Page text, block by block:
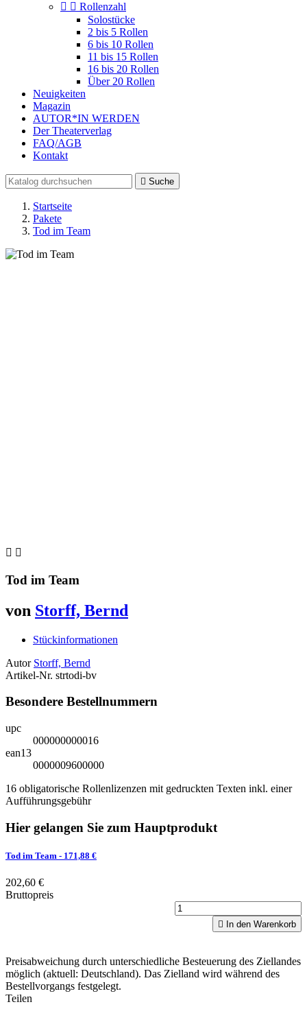
  Rollenzahl
Solostücke
2 bis 5 Rollen
6 bis 10 Rollen
11 bis 15 Rollen
16 bis 20 Rollen
Über 20 Rollen
Neuigkeiten
Magazin
AUTOR*IN WERDEN
Der Theaterverlag
FAQ/AGB
Kontakt
 Suche
Startseite
Pakete
Tod im Team
 
Tod im Team
von Storff, Bernd
Stückinformationen
Autor Storff, Bernd
Artikel-Nr. strtodi-bv
Besondere Bestellnummern
upc
000000000016
ean13
0000009600000
16 obligatorische Rollenlizenzen mit gedruckten Texten inkl. einer
Aufführungsgebühr
Hier gelangen Sie zum Hauptprodukt
Tod im Team - 171,88 €
202,60 €
Bruttopreis
 In den Warenkorb
Preisabweichung durch unterschiedliche Besteuerung des Ziellandes
möglich (aktuell: Deutschland). Das Zielland wird während des
Bestellvorgangs festgelegt.
Teilen